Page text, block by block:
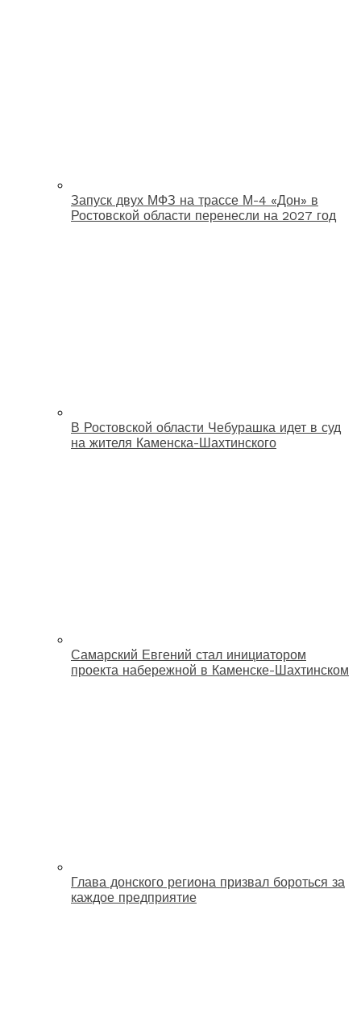
Запуск двух МФЗ на трассе М-4 «Дон» в
Ростовской области перенесли на 2027 год
В Ростовской области Чебурашка идет в суд
на жителя Каменска-Шахтинского
Самарский Евгений стал инициатором
проекта набережной в Каменске-Шахтинском
Глава донского региона призвал бороться за
каждое предприятие